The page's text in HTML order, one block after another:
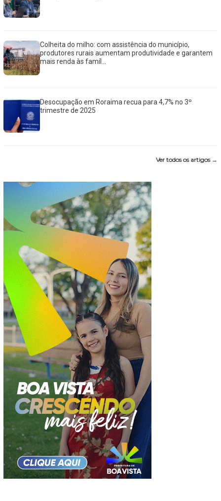
Colheita do milho: com assistência do município,
produtores rurais aumentam produtividade e garantem
mais renda às famíl...
Desocupação em Roraima recua para 4,7% no 3º
trimestre de 2025
Ver todos os artigos →